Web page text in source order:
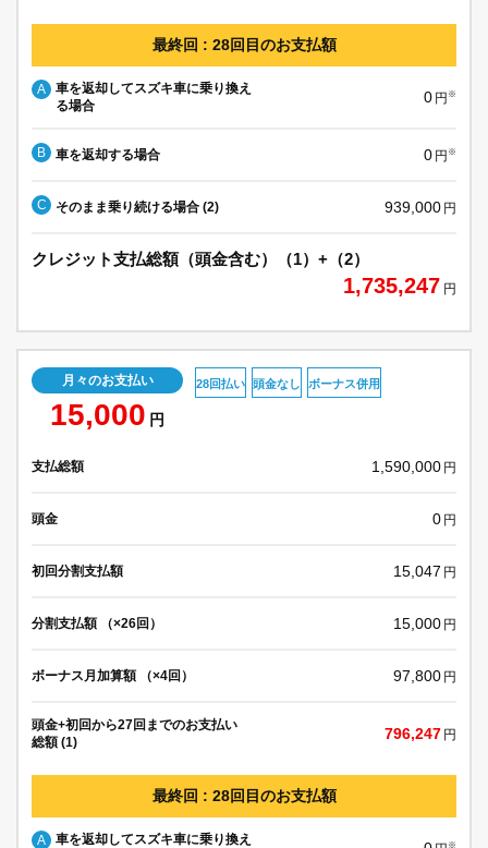
最終回 : 28回目のお支払額
A
車を返却してスズキ車に乗り換え
る場合
0 円 ※
B 車を返却する場合 0 円 ※
C そのまま乗り続ける場合 (2) 939,000 円
クレジット支払総額（頭金含む）（1）+（2）
1,735,247 円
月々のお支払い
15,000 円
28回払い 頭金なし ボーナス併用
支払総額 1,590,000 円
頭金 0 円
初回分割支払額 15,047 円
分割支払額 （×26回） 15,000 円
ボーナス月加算額 （×4回） 97,800 円
頭金+初回から27回までのお支払い
総額 (1)
796,247 円
最終回 : 28回目のお支払額
A 車を返却してスズキ車に乗り換え ※